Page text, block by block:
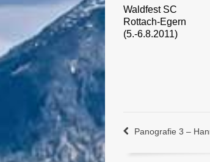
Waldfest SC
Rottach-Egern
(5.-6.8.2011)
Panografie 3 –